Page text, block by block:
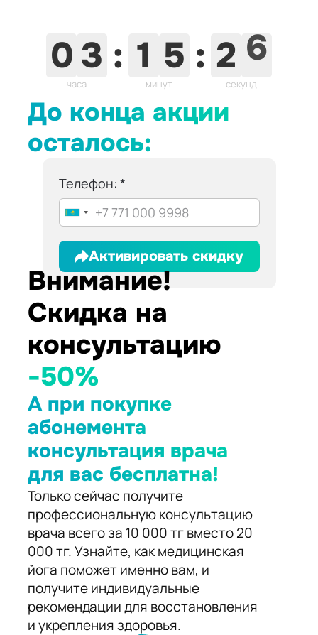
0 3 :
часа
1 5 :
минут
2 5
секунды
До конца акции
осталось:
Телефон:
Активировать скидку
Внимание!
Скидка на
консультацию
-50%
А при покупке
абонемента
консультация врача
для вас бесплатна!
Только сейчас получите
профессиональную консультацию
врача всего за 10 000 тг вместо 20
000 тг. Узнайте, как медицинская
йога поможет именно вам, и
получите индивидуальные
рекомендации для восстановления
и укрепления здоровья.